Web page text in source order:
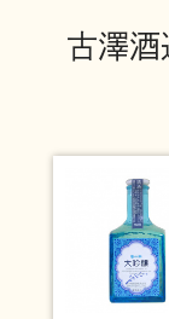
古澤酒